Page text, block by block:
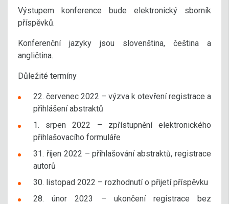
Výstupem konference bude elektronický sborník
příspěvků.
Konferenční jazyky jsou slovenština, čeština a
angličtina.
Důležité termíny
22. červenec 2022 – výzva k otevření registrace a
přihlášení abstraktů
1. srpen 2022 – zpřístupnění elektronického
přihlašovacího formuláře
31. říjen 2022 – přihlašování abstraktů, registrace
autorů
30. listopad 2022 – rozhodnutí o přijetí příspěvku
28. únor 2023 – ukončení registrace bez